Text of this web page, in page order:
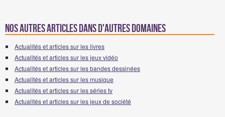
Nos autres articles dans d'autres domaines
Actualités et articles sur les livres
Actualités et articles sur les jeux vidéo
Actualités et articles sur les bandes dessinées
Actualités et articles sur les musique
Actualités et articles sur les séries tv
Actualités et articles sur les jeux de société